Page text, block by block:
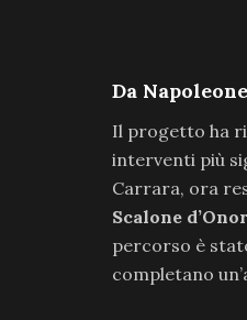
Da
Il progetto ha
interventi più
Carrara, ora
Scalone
percorso è
completano